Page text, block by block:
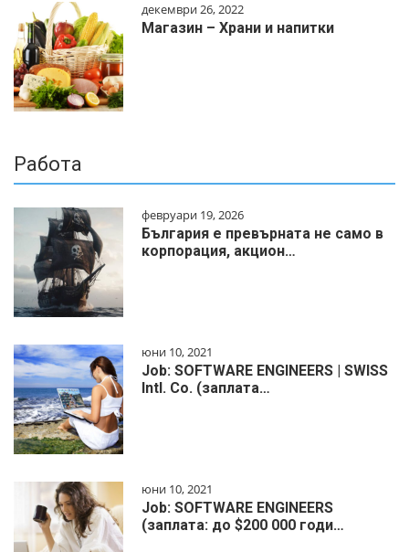
декември 26, 2022
Магазин – Храни и напитки
Работа
февруари 19, 2026
България е превърната не само в
корпорация, акцион…
юни 10, 2021
Job: SOFTWARE ENGINEERS | SWISS
Intl. Co. (заплата…
юни 10, 2021
Job: SOFTWARE ENGINEERS
(заплата: до $200 000 годи…